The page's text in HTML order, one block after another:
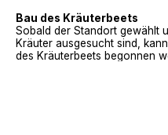
Bau des Kräuterbeets
Sobald der Standort gewählt
Kräuter ausgesucht sind,
des Kräuterbeets begonnen